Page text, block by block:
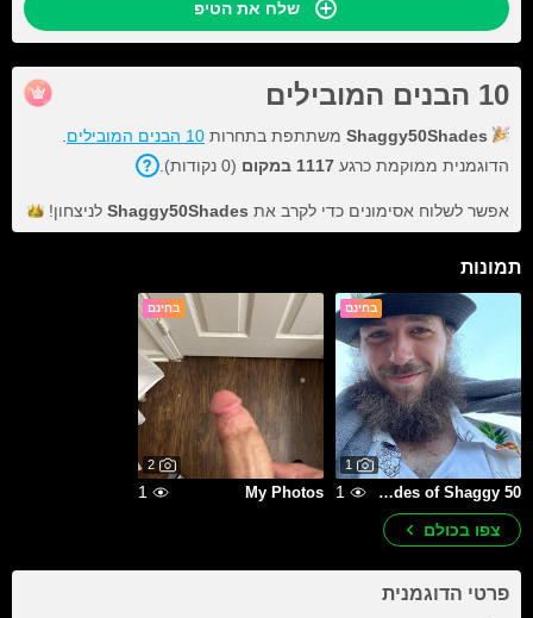
שלח את הטיפ
10 הבנים המובילים
Shaggy50Shades משתתפת בתחרות 10 הבנים המובילים
הדוגמנית ממוקמת כרגע 1117 במקום (0 נקודות).
אפשר לשלוח אסימונים כדי לקרב את Shaggy50Shades לניצחון!
תמונות
בחינם
1
50 Shades of Shaggy
1
בחינם
2
My Photos
1
צפו בכולם
פרטי הדוגמנית